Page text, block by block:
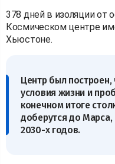
378 дней в изоляции от
Космическом центре
Хьюстоне.
Центр был
условия жизни и
конечном итоге
доберутся до
2030-х годов.